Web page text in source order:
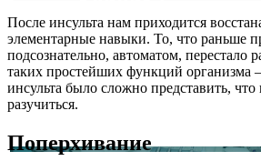
После инсульта нам приходится
элементарные навыки. То, что раньше
подсознательно, автоматом, перестало
таких простейших функций организма
инсульта было сложно представить, что
разучиться.
Поперхивание